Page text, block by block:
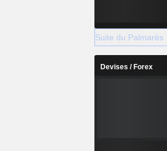
Suite du Palmarès
Devises / Forex